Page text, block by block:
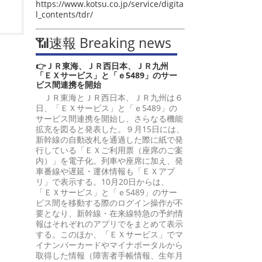
https://www.kotsu.co.jp/service/digita
l_contents/tdr/
📶速報 Breaking news
👉ＪＲ東海、ＪＲ西日本、ＪＲ九州
「ＥＸサービス」と「ｅ5489」のサー
ビス間連携を開始
ＪＲ東海とＪＲ西日本、ＪＲ九州は６
日、「ＥＸサービス」と「ｅ5489」の
サービス間連携を開始し、さらなる機能
拡充を図ると発表した。９月15日には、
新幹線の自動改札を通過した際に紙で発
行している「ＥＸご利用票（座席のご案
内）」を電子化。列車や座席に加え、発
車番線や遅延・運休情報も「ＥＸアプ
リ」で表示する。10月20日からは、
「ＥＸサービス」と「ｅ5489」のサー
ビス間を移動する際のログイン操作が不
要となり、新幹線・在来線特急の予約情
報はそれぞれのアプリでをまとめて表示
する。このほか、「ＥＸサービス」でマ
イナンバーカードやマイナポータルから
取得した情報（障害者手帳情報、生年月